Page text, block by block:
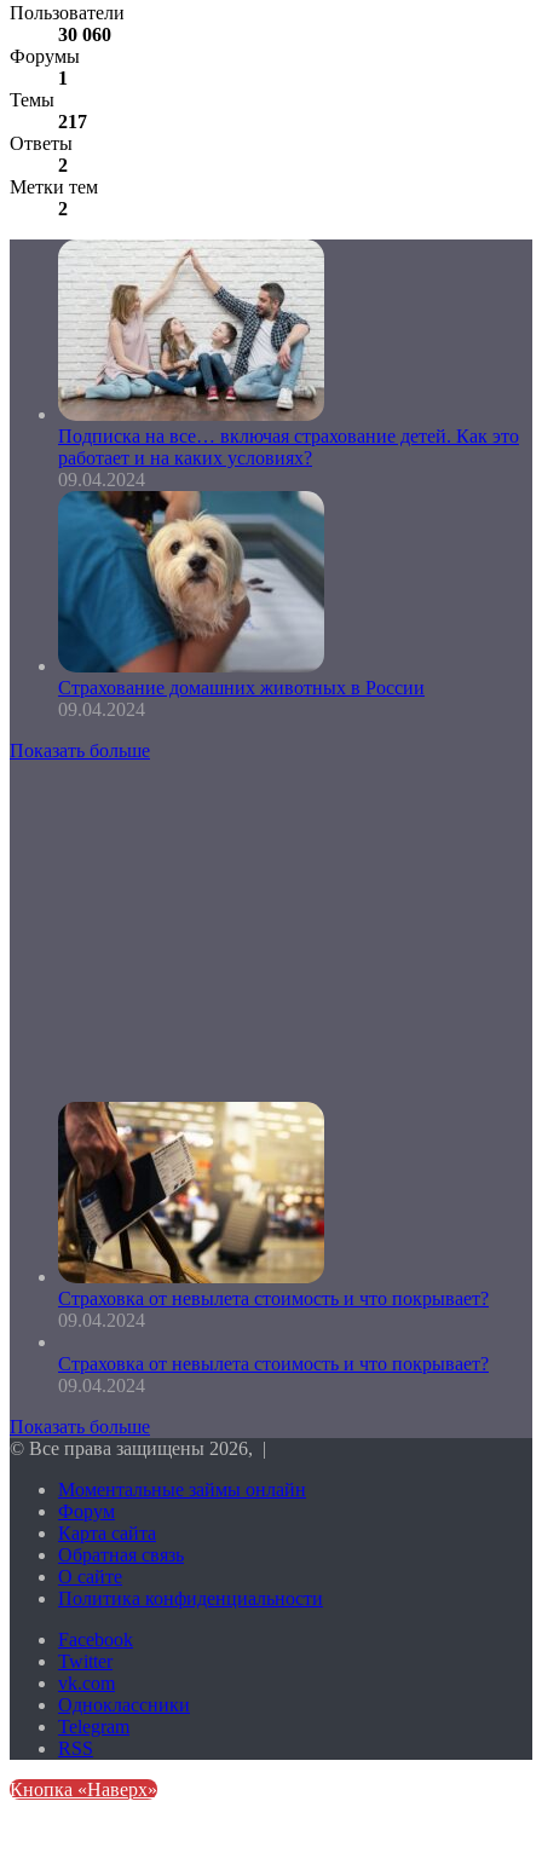
Пользователи
30 060
Форумы
1
Темы
217
Ответы
2
Метки тем
2
Подписка на все… включая страхование детей. Как это
работает и на каких условиях?
09.04.2024
Страхование домашних животных в России
09.04.2024
Показать больше
Страховка от невылета стоимость и что покрывает?
09.04.2024
Страховка от невылета стоимость и что покрывает?
09.04.2024
Показать больше
© Все права защищены 2026, |
Моментальные займы онлайн
Форум
Карта сайта
Обратная связь
О сайте
Политика конфиденциальности
Facebook
Twitter
vk.com
Одноклассники
Telegram
RSS
Кнопка «Наверх»